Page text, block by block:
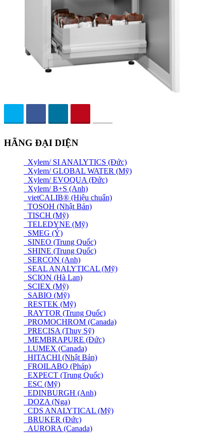
HÃNG ĐẠI DIỆN
Xylem/ SI ANALYTICS (Đức)
Xylem/ GLOBAL WATER (Mỹ)
Xylem/ EVOQUA (Đức)
Xylem/ B+S (Anh)
vietCALIB® (Hiệu chuẩn)
TOSOH (Nhật Bản)
TISCH (Mỹ)
TELEDYNE (Mỹ)
SMEG (Ý)
SINEO (Trung Quốc)
SHINE (Trung Quốc)
SERCON (Anh)
SEAL ANALYTICAL (Mỹ)
SCION (Hà Lan)
SCIEX (Mỹ)
SABIO (Mỹ)
RESTEK (Mỹ)
RAYTOR (Trung Quốc)
PROMOCHROM (Canada)
PRECISA (Thuỵ Sỹ)
MEMBRAPURE (Đức)
LUMEX (Canada)
HITACHI (Nhật Bản)
FROILABO (Pháp)
EXPECT (Trung Quốc)
ESC (Mỹ)
EDINBURGH (Anh)
DOZA (Nga)
CDS ANALYTICAL (Mỹ)
BRUKER (Đức)
AURORA (Canada)